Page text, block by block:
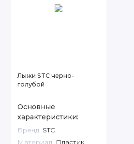
Лыжи STC черно-
голубой
Основные
характеристики:
Бренд: STC
Материал: Пластик,